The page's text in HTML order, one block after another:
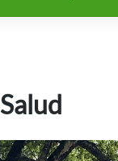
Salud